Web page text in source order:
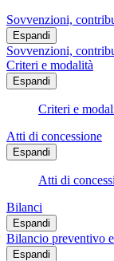
Sovvenzioni,
Espandi
Sovvenzioni,
Criteri e modalità
Espandi
Criteri e
Atti di concessione
Espandi
Atti di
Bilanci
Espandi
Bilancio preventivo
Espandi